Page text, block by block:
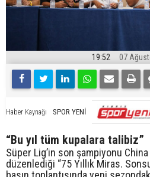
19:52 07
Haber Kaynağı SPOR YENİ
“Bu yıl tüm kupalara talibiz”
Süper Lig’in son şampiyonu
düzenlediği “75 Yıllık Miras.